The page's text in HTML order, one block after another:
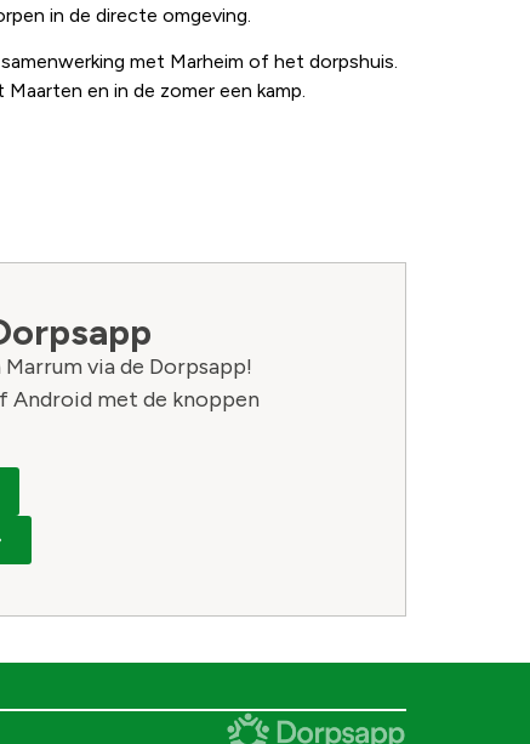
in de directe omgeving.
met Marheim of het dorpshuis.
en in de zomer een kamp.
via de Dorpsapp!
Android met de knoppen